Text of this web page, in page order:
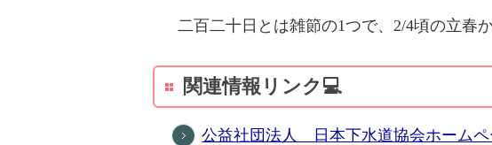
二百二十日とは雑節の1つで、2/4頃の立春
関連情報リンク💻
公益社団法人 日本下水道協会ホームペ